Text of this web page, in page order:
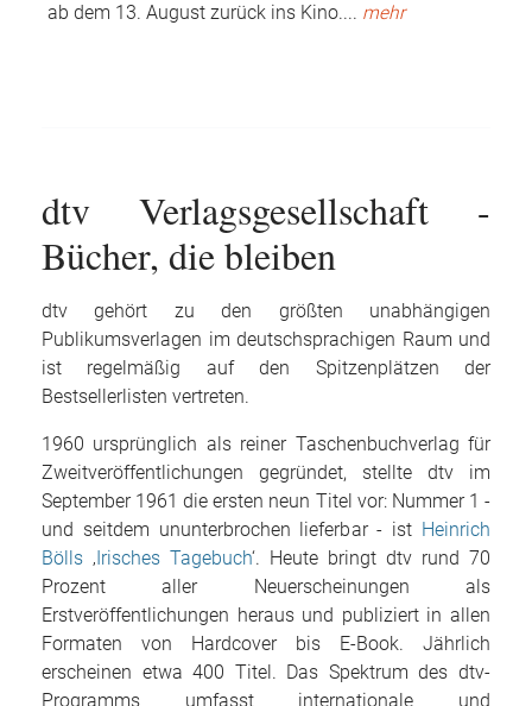
ab dem 13. August zurück ins Kino.... mehr
dtv Verlagsgesellschaft -
Bücher, die bleiben
dtv gehört zu den größten unabhängigen
Publikumsverlagen im deutschsprachigen Raum und
ist regelmäßig auf den Spitzenplätzen der
Bestsellerlisten vertreten.
1960 ursprünglich als reiner Taschenbuchverlag für
Zweitveröffentlichungen gegründet, stellte dtv im
September 1961 die ersten neun Titel vor: Nummer 1 -
und seitdem ununterbrochen lieferbar - ist Heinrich
Bölls ‚ Irisches Tagebuch‘. Heute bringt dtv rund 70
Prozent aller Neuerscheinungen als
Erstveröffentlichungen heraus und publiziert in allen
Formaten von Hardcover bis E-Book. Jährlich
erscheinen etwa 400 Titel. Das Spektrum des dtv-
Programms umfasst internationale und